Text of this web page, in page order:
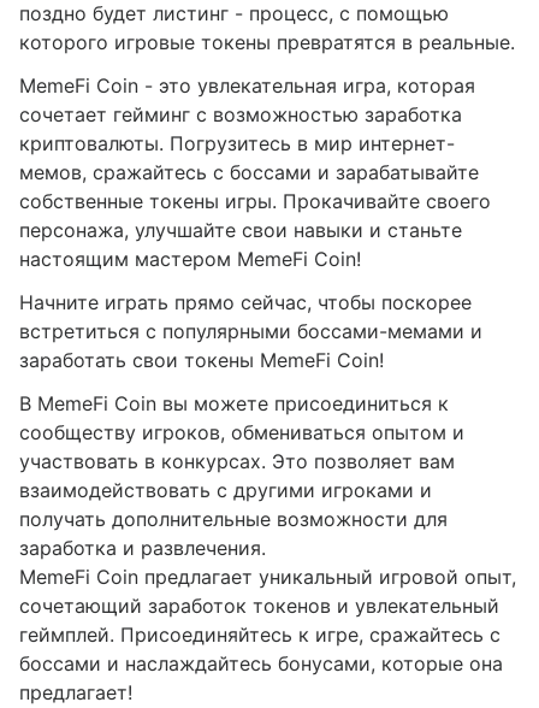
поздно будет листинг - процесс, с помощью
которого игровые токены превратятся в реальные.
MemeFi Coin - это увлекательная игра, которая
сочетает гейминг с возможностью заработка
криптовалюты. Погрузитесь в мир интернет-
мемов, сражайтесь с боссами и зарабатывайте
собственные токены игры. Прокачивайте своего
персонажа, улучшайте свои навыки и станьте
настоящим мастером MemeFi Coin!
Начните играть прямо сейчас, чтобы поскорее
встретиться с популярными боссами-мемами и
заработать свои токены MemeFi Coin!
В MemeFi Coin вы можете присоединиться к
сообществу игроков, обмениваться опытом и
участвовать в конкурсах. Это позволяет вам
взаимодействовать с другими игроками и
получать дополнительные возможности для
заработка и развлечения.
MemeFi Coin предлагает уникальный игровой опыт,
сочетающий заработок токенов и увлекательный
геймплей. Присоединяйтесь к игре, сражайтесь с
боссами и наслаждайтесь бонусами, которые она
предлагает!